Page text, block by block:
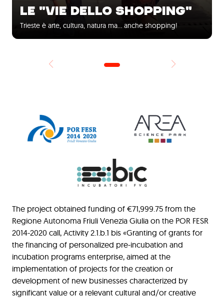
LE "VIE DELLO SHOPPING"
Trieste è arte, cultura, natura ma... anche shopping!
The project obtained funding of €71,999.75 from the
Regione Autonoma Friuli Venezia Giulia on the POR FESR
2014-2020 call, Activity 2.1.b.1 bis «Granting of grants for
the financing of personalized pre-incubation and
incubation programs enterprise, aimed at the
implementation of projects for the creation or
development of new businesses characterized by
significant value or a relevant cultural and/or creative